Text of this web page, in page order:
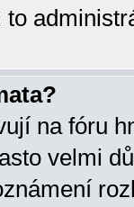
na fóru
velmi